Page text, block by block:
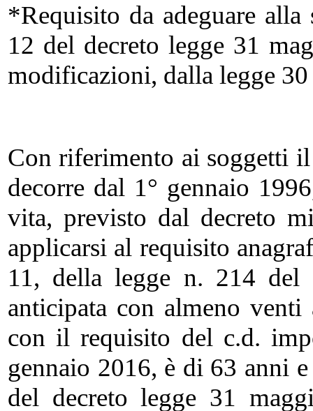
*Requisito da adeguare
12 del decreto legge 31
modificazioni, dalla legge
Con riferimento ai soggetti
decorre dal 1° gennaio
vita, previsto dal decreto
applicarsi al requisito
11, della legge n. 214 del
anticipata con almeno
con il requisito del c.d.
gennaio 2016, è di 63 anni
del decreto legge 31